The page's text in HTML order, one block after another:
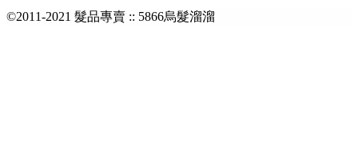
©2011-2021 髮品專賣 :: 5866烏髮溜溜